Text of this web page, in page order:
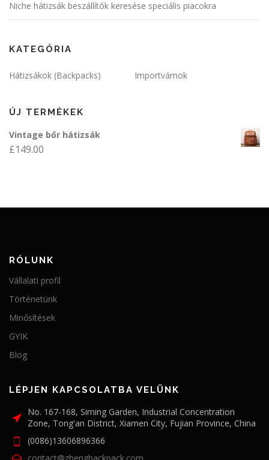
Niche hátizsák beszállítók keresése speciális piacokra
KATEGÓRIA
Hátizsákok (Backpacks) Importvámok
ÚJ TERMÉKEK
Vintage bőr hátizsák
£149.00
RÓLUNK
Vállalati profil
Történetünk
Minősítések
GYIK
Blog
LÉPJEN KAPCSOLATBA VELÜNK
No. 167-168, Siming Garden, Industrial Concentration
Zone, Tong'an District, Xiamen City, Fujian Province, China
(0086)13606896366